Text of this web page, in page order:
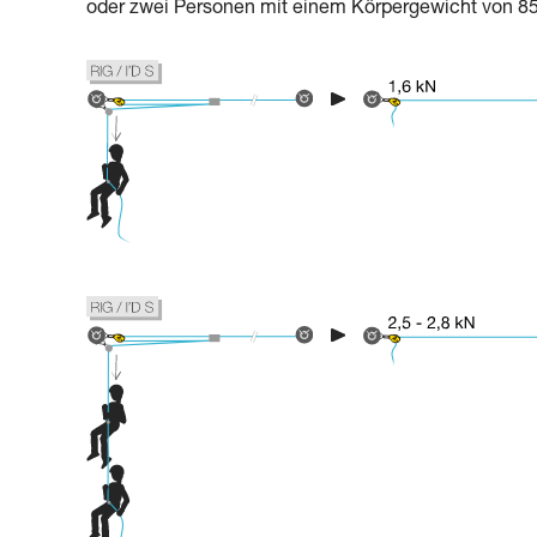
oder zwei Personen mit einem Körpergewicht von